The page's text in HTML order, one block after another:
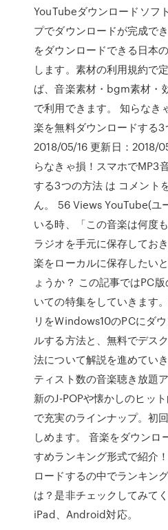
YouTubeダウンロードソフ
プでダウンロードが完成で
をダウンロードできる日本
します。素材の利用規約で
ば、音楽素材・bgm素材・
で利用できます。 知らなき
楽を無料ダウンロードする3
2018/05/16 更新日：2018/
らなきゃ損！スマホでMP3
する3つの方法 は コメント
ん。 56 Views YouTube(ユ
いる時、「この音楽は何度
ラジオを手元に保存してお
楽をローカルに保存したい
ょうか？ この記事ではPC
いての特集をしていきます
リをWindows10のPCにダ
ルする方法と、無料でデス
法について解説を進めてい
ティスト数の音楽聴き放題
新のJ-POPや懐かしのヒッ
で充実のラインナップ。初
しめます。 音楽をダウンロ
すめランキング形式で紹介
ロードするの中でランキン
は？是非チェックしてみて
iPad、Android対応。